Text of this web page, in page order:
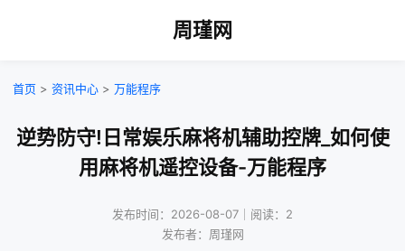
周瑾网
首页 > 资讯中心 > 万能程序
逆势防守!日常娱乐麻将机辅助控牌_如何使
用麻将机遥控设备-万能程序
发布时间：2026-08-07｜阅读：2
发布者：周瑾网